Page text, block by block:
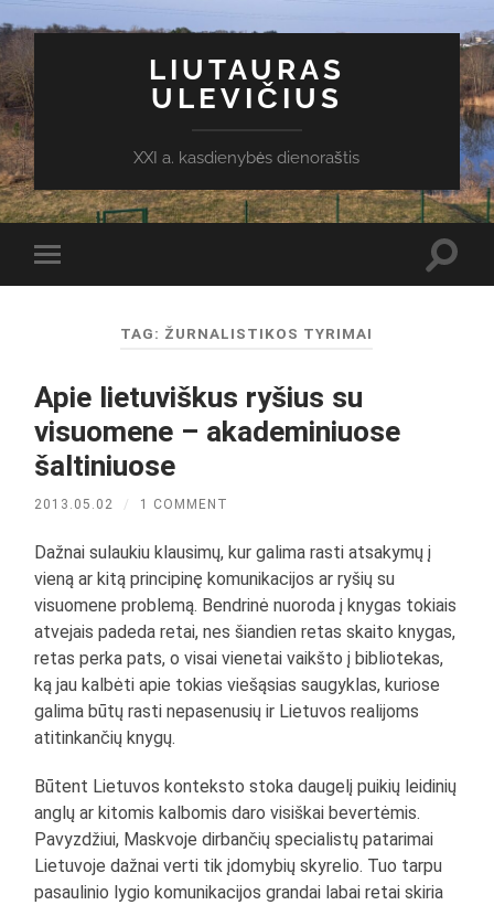
LIUTAURAS
ULEVIČIUS
XXI a. kasdienybės dienoraštis
Toggle
mobile
TAG: ŽURNALISTIKOS TYRIMAI
Apie lietuviškus ryšius su
visuomene – akademiniuose
šaltiniuose
2013.05.02 / 1 COMMENT
Dažnai sulaukiu klausimų, kur galima rasti atsakymų į
vieną ar kitą principinę komunikacijos ar ryšių su
visuomene problemą. Bendrinė nuoroda į knygas tokiais
atvejais padeda retai, nes šiandien retas skaito knygas,
retas perka pats, o visai vienetai vaikšto į bibliotekas,
ką jau kalbėti apie tokias viešąsias saugyklas, kuriose
galima būtų rasti nepasenusių ir Lietuvos realijoms
atitinkančių knygų.
Būtent Lietuvos konteksto stoka daugelį puikių leidinių
anglų ar kitomis kalbomis daro visiškai bevertėmis.
Pavyzdžiui, Maskvoje dirbančių specialistų patarimai
Lietuvoje dažnai verti tik įdomybių skyrelio. Tuo tarpu
pasaulinio lygio komunikacijos grandai labai retai skiria